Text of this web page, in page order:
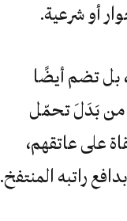
أو شرعية.
بل تضم أيضًا
من بَدَلَ تحمّل
على عاتقهم،
راتبه المنتفخ.